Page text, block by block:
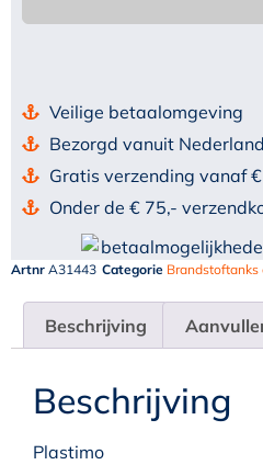
Veilige betaalomgeving
Bezorgd vanuit
Gratis verzending vanaf
Onder de € 75,-
Artnr A31443 Categorie
Beschrijving
Beschrijving
Plastimo